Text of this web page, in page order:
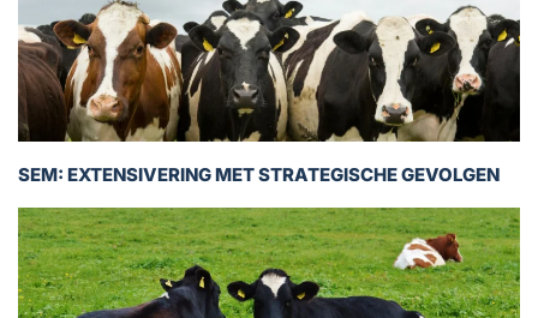
SEM: EXTENSIVERING MET STRATEGISCHE GEVOLGEN